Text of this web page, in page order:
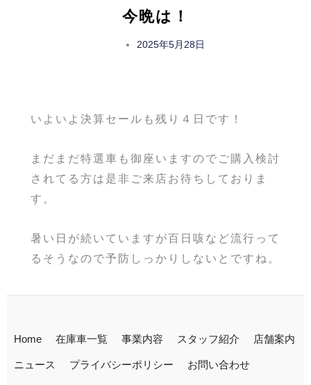
今晩は！
2025年5月28日
いよいよ決算セールも残り４日です！
まだまだ特選車も御座いますのでご購入検討
されてる方は是非ご来店お待ちしておりま
す。
暑い日が続いていますが百日咳など流行って
るそうなので予防しっかりしないとですね。
Home 在庫車一覧 事業内容 スタッフ紹介 店舗案内
ニュース プライバシーポリシー お問い合わせ